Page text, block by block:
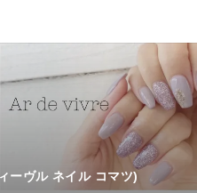
ーヴル ネイル コマツ)